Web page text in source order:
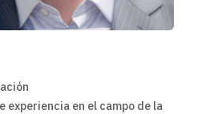
experiencia en el campo de la